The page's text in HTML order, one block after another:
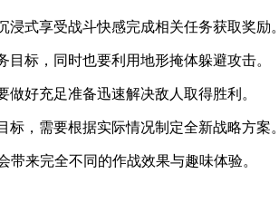
式享受战斗快感完成相关任务获取奖励。
标，同时也要利用地形掩体躲避攻击。
好充足准备迅速解决敌人取得胜利。
，需要根据实际情况制定全新战略方案。
来完全不同的作战效果与趣味体验。